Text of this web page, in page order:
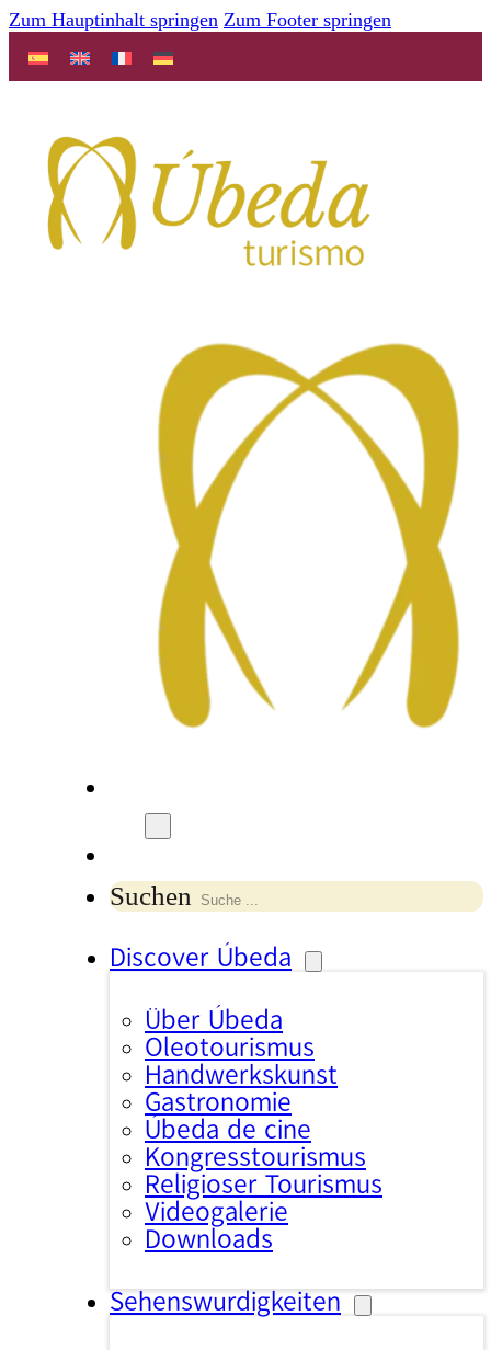
Zum Hauptinhalt springen Zum Footer springen
Suchen
Discover Úbeda
Über Úbeda
Oleotourismus
Handwerkskunst
Gastronomie
Úbeda de cine
Kongresstourismus
Religiöser Tourismus
Videogalerie
Downloads
Sehenswürdigkeiten